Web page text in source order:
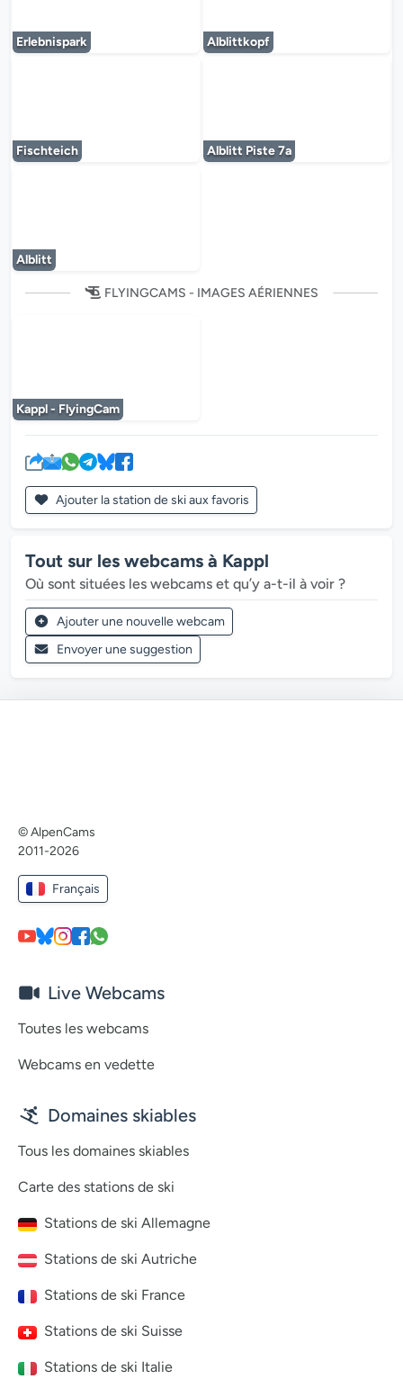
Erlebnispark Alblittkopf
Fischteich Alblitt Piste 7a
Alblitt
FLYINGCAMS - IMAGES AÉRIENNES
Kappl - FlyingCam
Ajouter la station de ski aux favoris
Tout sur les webcams à Kappl
Où sont situées les webcams et qu’y a-t-il à voir ?
Ajouter une nouvelle webcam
Envoyer une suggestion
© AlpenCams
2011-2026
Français
Live Webcams
Toutes les webcams
Webcams en vedette
Domaines skiables
Tous les domaines skiables
Carte des stations de ski
Stations de ski Allemagne
Stations de ski Autriche
Stations de ski France
Stations de ski Suisse
Stations de ski Italie